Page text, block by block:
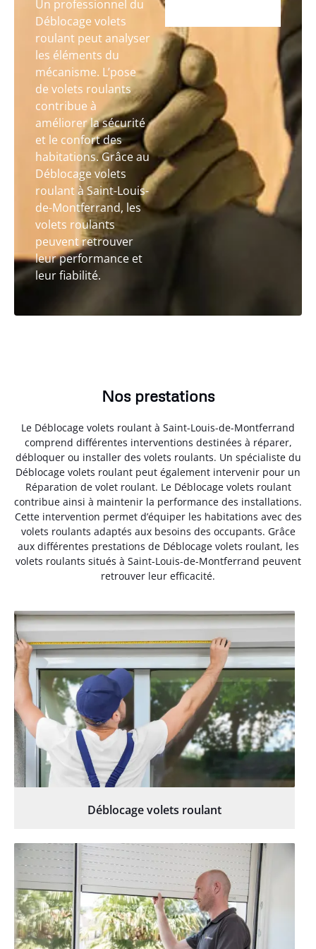
Un professionnel du
Déblocage volets
roulant peut analyser
les éléments du
mécanisme. L’pose
de volets roulants
contribue à
améliorer la sécurité
et le confort des
habitations. Grâce au
Déblocage volets
roulant à Saint-Louis-
de-Montferrand, les
volets roulants
peuvent retrouver
leur performance et
leur fiabilité.
Nos prestations
Le Déblocage volets roulant à Saint-Louis-de-Montferrand
comprend différentes interventions destinées à réparer,
débloquer ou installer des volets roulants. Un spécialiste du
Déblocage volets roulant peut également intervenir pour un
Réparation de volet roulant. Le Déblocage volets roulant
contribue ainsi à maintenir la performance des installations.
Cette intervention permet d’équiper les habitations avec des
volets roulants adaptés aux besoins des occupants. Grâce
aux différentes prestations de Déblocage volets roulant, les
volets roulants situés à Saint-Louis-de-Montferrand peuvent
retrouver leur efficacité.
Déblocage volets roulant